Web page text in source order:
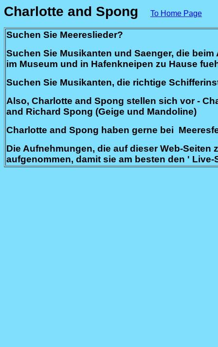
Charlotte and Spong To Home Page
Suchen Sie Meereslieder?
Suchen Sie Musikanten und Saenger, die
im Museum und in Hafenkneipen zu Hause
Suchen Sie Musikanten, die richtige
Also, Charlotte and Spong stellen sich vor -
and Richard Spong (Geige und Mandoline)
Charlotte and Spong haben gerne bei
Die Aufnehmungen, die auf dieser Web-
aufgenommen, damit sie am besten den '